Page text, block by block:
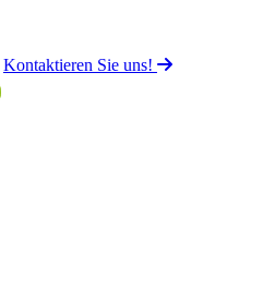
Kontaktieren Sie uns!